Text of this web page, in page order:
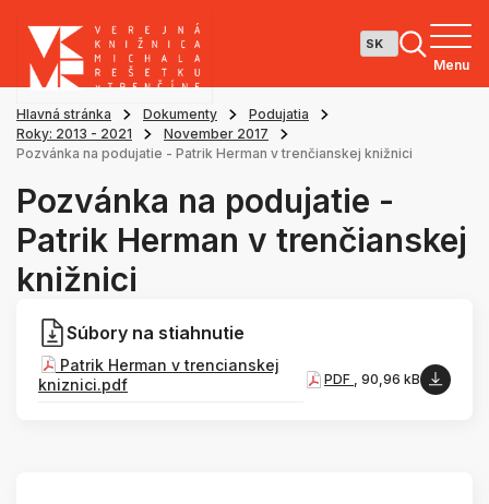
Menu
Hlavná stránka Dokumenty
Podujatia
Roky: 2013 - 2021
November 2017
Pozvánka na podujatie - Patrik Herman v trenčianskej knižnici
Pozvánka na podujatie -
Patrik Herman v trenčianskej
knižnici
Súbory na stiahnutie
Patrik Herman v trencianskej
kniznici.pdf
PDF , 90,96 kB